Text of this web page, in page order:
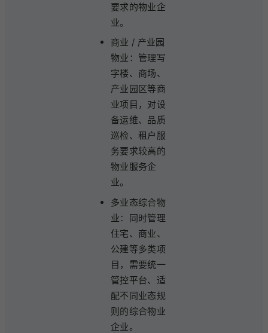
要求的物业企
业。
商业 / 产业园
物业：管理写
字楼、商场、
产业园区等商
业项目，对设
备运维、品质
巡检、租户服
务要求较高的
物业服务企
业。
多业态综合物
业：同时管理
住宅、商业、
公建等多类项
目，需要统一
管控平台、适
配不同业态规
则的综合物业
企业。